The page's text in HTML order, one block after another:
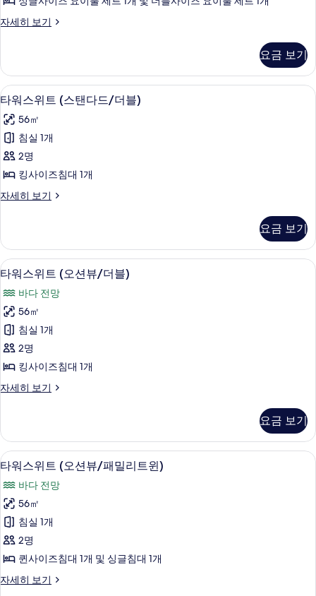
사
두
보
기
리
트
히
보
기
션
뷰/
밀
리
트
윈)
사
진
모
두
자세히 보기
테
미
(오
션
뷰/
패
밀
트
윈)
세
요금 보기
타
워
스
위
트
(스
탠
드/
더
블)
사
진
모
두
보
기
고급 침구, 오리/거위털 이불, 미니바,
4
타워스위트 (스탠다드/더블)
56㎡
침실 1개
2명
킹사이즈침대 1개
자세히 보기
타
트
(스
탠
다
드/
더
블)
자
세
히
보
기
요금 보기
타
워
스
위
트
(오
션
뷰/
블)
사
진
모
두
보
기
고급 침구, 오리/거위털 이불, 미니바,
3
타워스위트 (오션뷰/더블)
바다 전망
56㎡
침실 1개
2명
킹사이즈침대 1개
자세히 보기
타
트
(오
션
뷰/
더
블)
자
세
히
보
기
요금 보기
타
워
스
위
트
(오
션
뷰/
고급 침구, 오리/거위털 이불, 미니바,
3
타워스위트 (오션뷰/패밀리트윈)
바다 전망
56㎡
침실 1개
2명
퀸사이즈침대 1개 및 싱글침대 1개
자세히 보기
타